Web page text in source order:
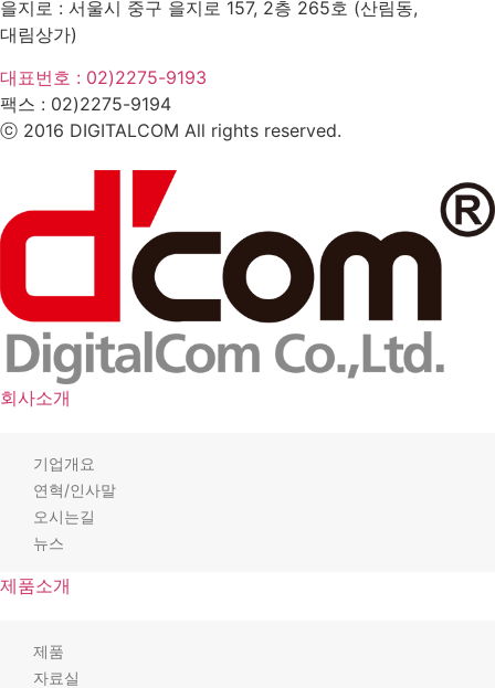
을지로 : 서울시 중구 을지로 157, 2층 265호 (산림동,
대림상가)
대표번호 : 02)2275-9193
팩스 : 02)2275-9194​
ⓒ 2016 DIGITALCOM All rights reserved.
회사소개
기업개요
연혁/인사말
오시는길
뉴스
제품소개
제품
자료실